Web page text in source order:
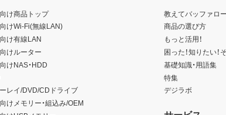
け商品トップ
けWi-Fi(無線LAN)
け有線LAN
けルーター
けNAS・HDD
レイ/DVD/CDドライブ
けメモリー・組込み/OEM
教えてバッファロ
商品の選び方
もっと活用！
困った！知りたい！
基礎知識・用語集
特集
デジラボ